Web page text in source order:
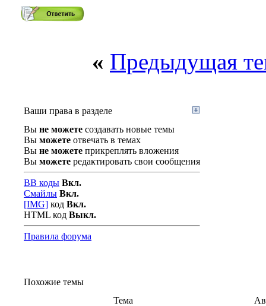
« Предыдущая
Ваши права в разделе
Вы не можете создавать новые темы
Вы можете отвечать в темах
Вы не можете прикреплять вложения
Вы можете редактировать свои сообщения
BB коды Вкл.
Смайлы Вкл.
[IMG] код Вкл.
HTML код Выкл.
Правила форума
Похожие темы
Тема